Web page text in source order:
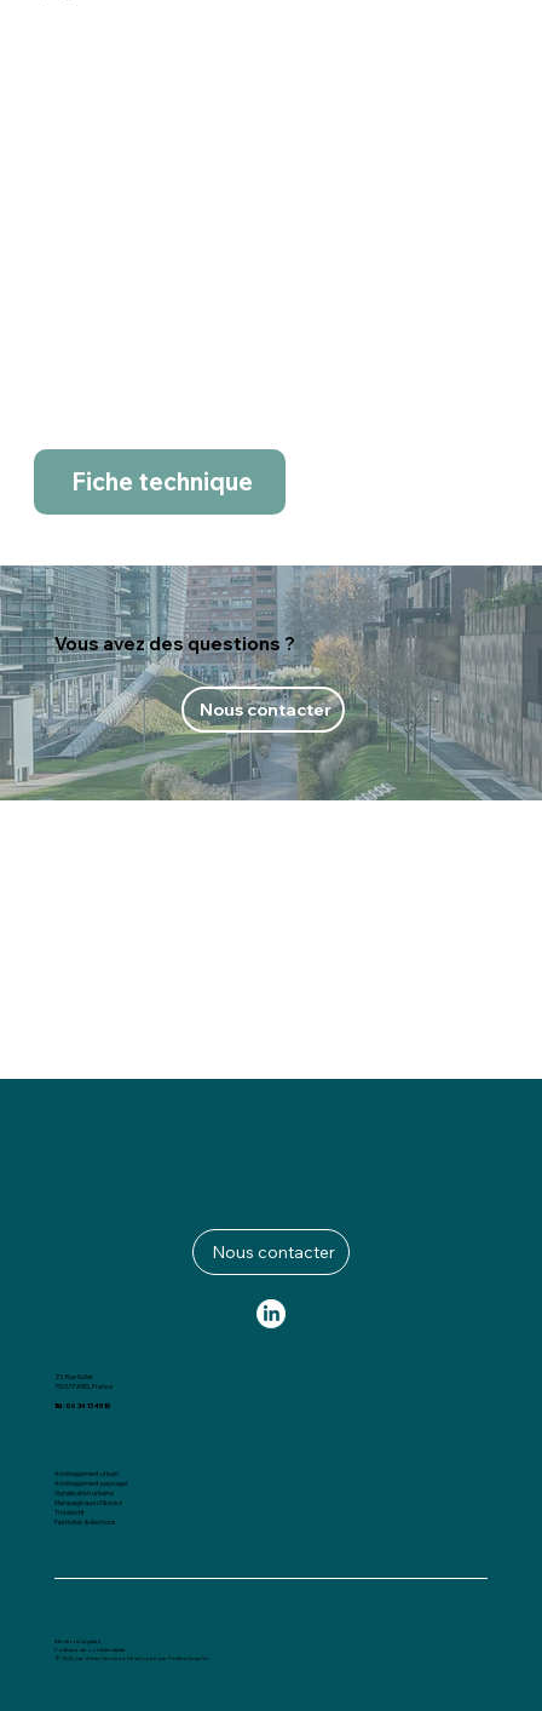
Fiche technique
Vous avez des questions ?
Nous contacter
Nous contacter
23, Rue Nollet
75017 PARIS, France
Tél : 06 34 13 45 10
Aménagement urbain
Aménagement paysager
Signalisation urbaine
Marquage au sol & pose
Tri sélectif
Festivités & élections
Mentions Légales
Politique de confidentialité
© 2025 par Urban Services. Développé par Pickles Graphic